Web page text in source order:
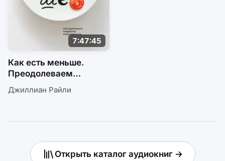
7:47:45
Как есть меньше.
Преодолеваем
пищевую зависимость
Джиллиан Райли
Открыть каталог аудиокниг →